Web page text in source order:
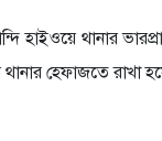
হাইওয়ে থানার
হেফাজতে রাখা